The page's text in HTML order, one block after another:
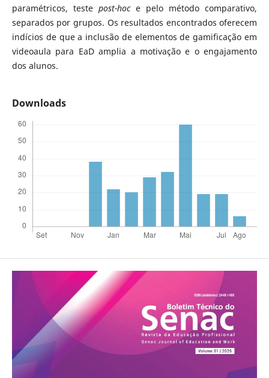
paramétricos, teste post-hoce pelo método comparativo,
separados por grupos. Os resultados encontrados oferecem
indícios de que a inclusão de elementos de gamificação em
videoaula para EaD amplia a motivação e o engajamento
dos alunos.
Downloads